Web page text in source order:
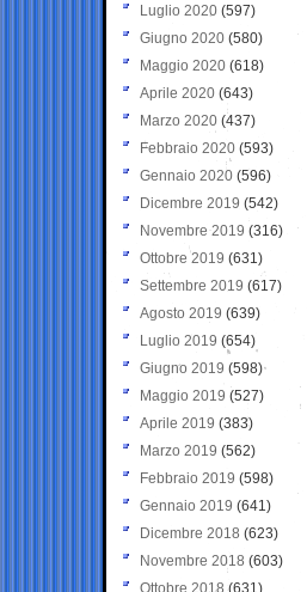
Luglio 2020 (597)
Giugno 2020 (580)
Maggio 2020 (618)
Aprile 2020 (643)
Marzo 2020 (437)
Febbraio 2020 (593)
Gennaio 2020 (596)
Dicembre 2019 (542)
Novembre 2019 (316)
Ottobre 2019 (631)
Settembre 2019 (617)
Agosto 2019 (639)
Luglio 2019 (654)
Giugno 2019 (598)
Maggio 2019 (527)
Aprile 2019 (383)
Marzo 2019 (562)
Febbraio 2019 (598)
Gennaio 2019 (641)
Dicembre 2018 (623)
Novembre 2018 (603)
Ottobre 2018 (631)